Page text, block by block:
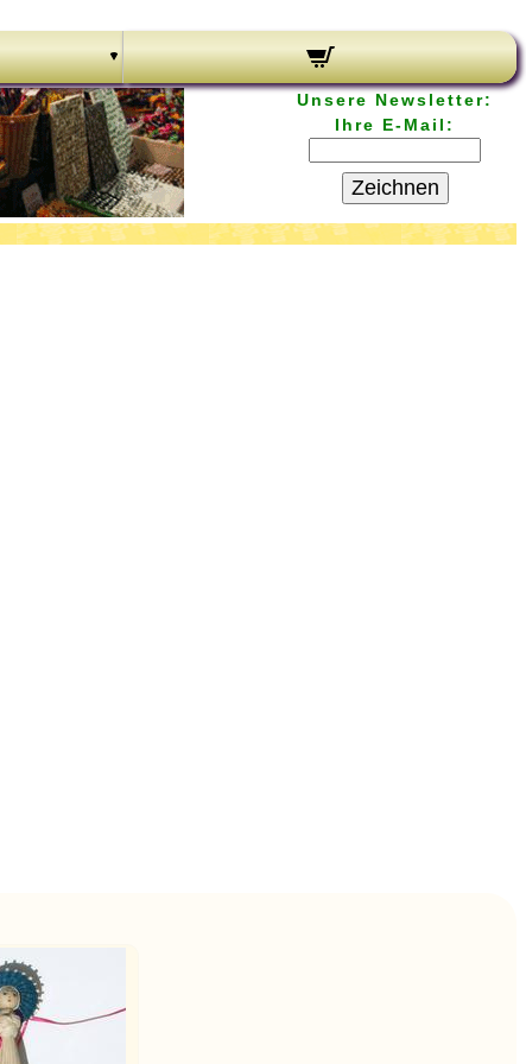
Unsere Newsletter:
Ihre E-Mail:
Zeichnen